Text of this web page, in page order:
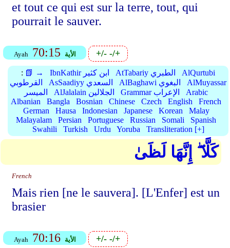
et tout ce qui est sur la terre, tout, qui
pourrait le sauver.
Ayah 70:15 الأية +/--/+
: 📗 → IbnKathir ابن كثير AtTabariy الطبري
AlQurtubi
القرطوبي
AsSaadiyy السعدي AlBaghawi البغوي
AlMuyassar
الميسر
AlJalalain الجلالين Grammar الإعراب
Arabic
Albanian
Bangla Bosnian Chinese Czech English
French
German
Hausa Indonesian Japanese Korean
Malay
Malayalam
Persian Portuguese Russian Somali
Spanish
Swahili
Turkish Urdu Yoruba Transliteration [+]
كَلَّا ۖ إِنَّهَا لَظَىٰ
French
Mais rien [ne le sauvera]. [L'Enfer] est un
brasier
Ayah 70:16 الأية +/--/+